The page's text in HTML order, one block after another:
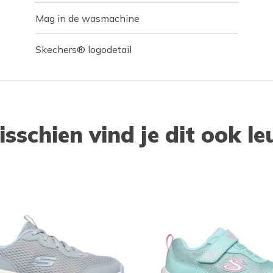
Mag in de wasmachine
Skechers® logodetail
vind je dit ook